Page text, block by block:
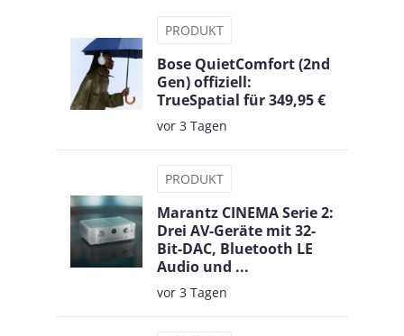
PRODUKT
Bose QuietComfort (2nd
Gen) offiziell:
TrueSpatial für 349,95 €
vor 3 Tagen
PRODUKT
Marantz CINEMA Serie 2:
Drei AV-Geräte mit 32-
Bit-DAC, Bluetooth LE
Audio und ...
vor 3 Tagen